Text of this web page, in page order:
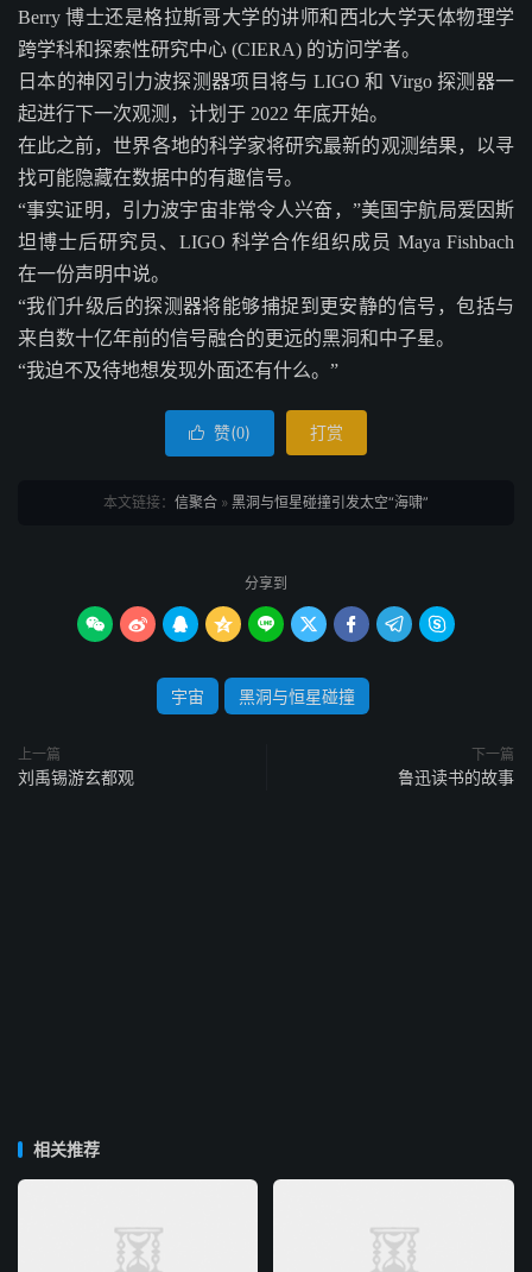
Berry 博士还是格拉斯哥大学的讲师和西北大学天体物理学
跨学科和探索性研究中心 (CIERA) 的访问学者。
日本的神冈引力波探测器项目将与 LIGO 和 Virgo 探测器一
起进行下一次观测，计划于 2022 年底开始。
在此之前，世界各地的科学家将研究最新的观测结果，以寻
找可能隐藏在数据中的有趣信号。
“事实证明，引力波宇宙非常令人兴奋，”美国宇航局爱因斯
坦博士后研究员、LIGO 科学合作组织成员 Maya Fishbach
在一份声明中说。
“我们升级后的探测器将能够捕捉到更安静的信号，包括与
来自数十亿年前的信号融合的更远的黑洞和中子星。
“我迫不及待地想发现外面还有什么。”
 赞(0) 打赏
本文链接： 信聚合 » 黑洞与恒星碰撞引发太空“海啸”
分享到
        
宇宙 黑洞与恒星碰撞
上一篇
刘禹锡游玄都观
下一篇
鲁迅读书的故事
相关推荐